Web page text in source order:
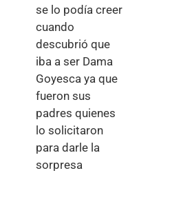
se lo podía creer
cuando
descubrió que
iba a ser Dama
Goyesca ya que
fueron sus
padres quienes
lo solicitaron
para darle la
sorpresa